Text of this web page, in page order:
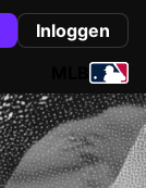
Inloggen